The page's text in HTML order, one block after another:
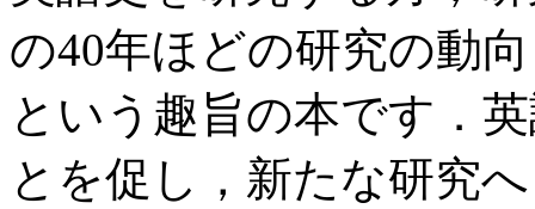
の40年ほどの研究の動
という趣旨の本です．
とを促し，新たな研究